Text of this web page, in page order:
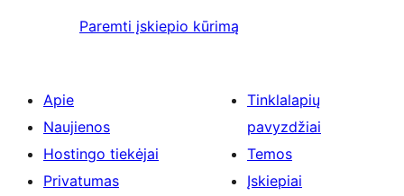
Paremti įskiepio kūrimą
Apie
Naujienos
Hostingo tiekėjai
Privatumas
Tinklalapių
pavyzdžiai
Temos
Įskiepiai